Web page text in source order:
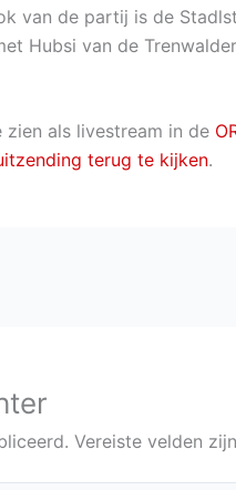
van de partij is de
Hubsi van de
als livestream in de
terug te kijken.
Vereiste velden